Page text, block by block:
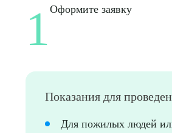
1 Оформите заявку
Показания для
Для пожилых людей